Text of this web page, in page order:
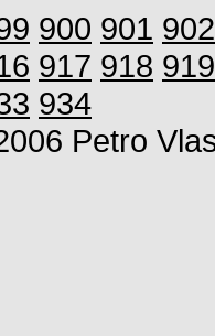
900 901 902
917 918 919
934
Petro